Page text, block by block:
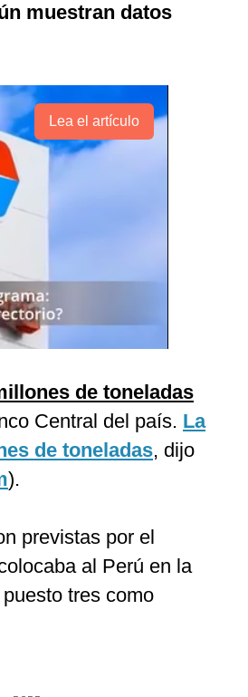
muestran datos
Lea el artículo
de toneladas
Central del país. La
de toneladas, dijo
).
previstas por el
al Perú en la
tres como